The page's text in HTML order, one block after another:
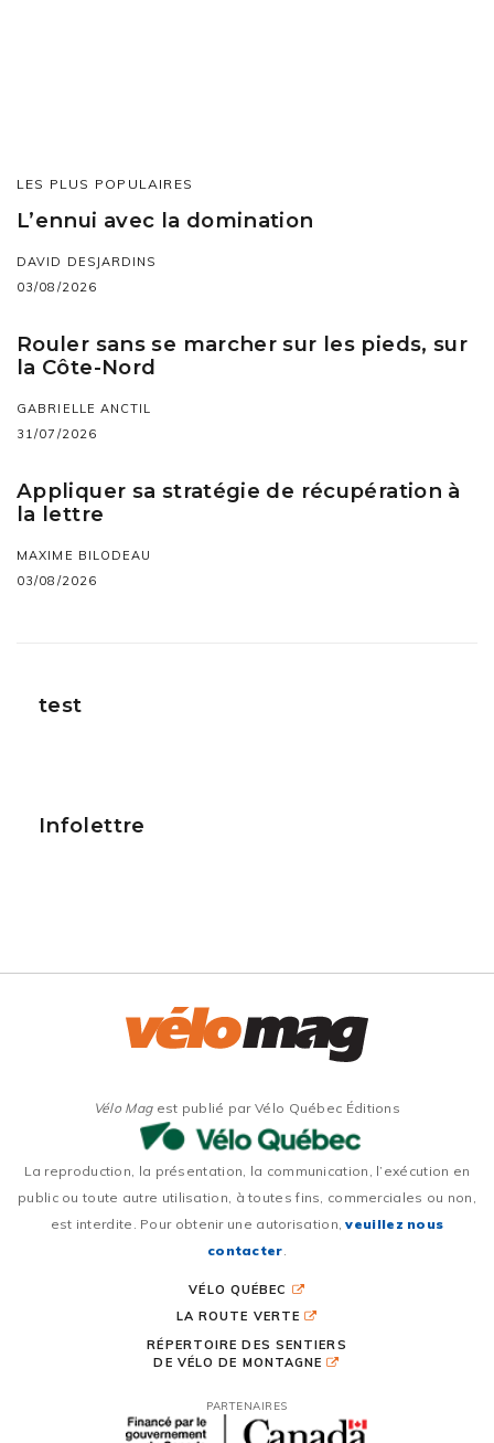
LES PLUS POPULAIRES
L’ennui avec la domination
DAVID DESJARDINS
03/08/2026
Rouler sans se marcher sur les pieds, sur
la Côte-Nord
GABRIELLE ANCTIL
31/07/2026
Appliquer sa stratégie de récupération à
la lettre
MAXIME BILODEAU
03/08/2026
test
Infolettre
Vélo Magest publié par Vélo Québec Éditions
La reproduction, la présentation, la communication, l’exécution en
public ou toute autre utilisation, à toutes fins, commerciales ou non,
est interdite. Pour obtenir une autorisation,veuillez nous
contacter.
VÉLO QUÉBEC
LA ROUTE VERTE
RÉPERTOIRE DES SENTIERS
DE VÉLO DE MONTAGNE
PARTENAIRES